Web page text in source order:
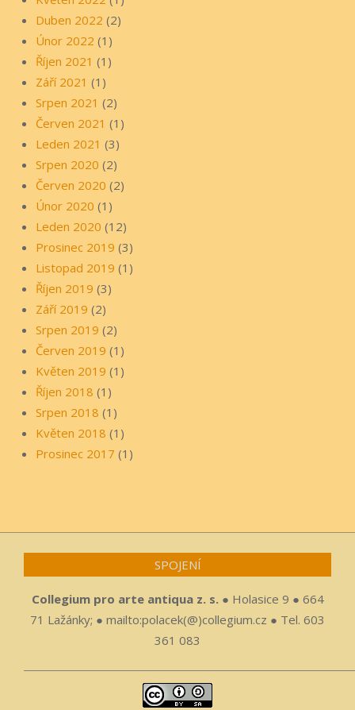
Duben 2022 (2)
Únor 2022 (1)
Říjen 2021 (1)
Září 2021 (1)
Srpen 2021 (2)
Červen 2021 (1)
Leden 2021 (3)
Srpen 2020 (2)
Červen 2020 (2)
Únor 2020 (1)
Leden 2020 (12)
Prosinec 2019 (3)
Listopad 2019 (1)
Říjen 2019 (3)
Září 2019 (2)
Srpen 2019 (2)
Červen 2019 (1)
Květen 2019 (1)
Říjen 2018 (1)
Srpen 2018 (1)
Květen 2018 (1)
Prosinec 2017 (1)
SPOJENÍ
Collegium pro arte antiqua z. s. ● Holasice 9 ● 664
71 Lažánky; ● mailto:polacek(@)collegium.cz ● Tel. 603
361 083